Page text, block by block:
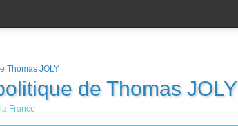
de Thomas JOLY
France